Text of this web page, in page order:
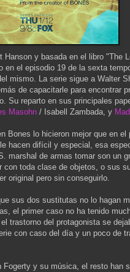
y basada en el libro "The
el episodio 19 de la sexta
mismo. La serie sigue a Walter
de capacitarle para encontrar
Su reparto en sus principales
Masohn / Isabell Zambada, y
Bones lo hicieron mejor que en
hacen difícil y especial, esa
marshal de armas tomar son un
con toda clase de objetos, o sus
original pero sin conseguirlo.
sus dos sustitutas no lo hagan
el primer caso no ha tenido
trastorno del protagonista se
con caso del día y un poco de
y su música, el resto han